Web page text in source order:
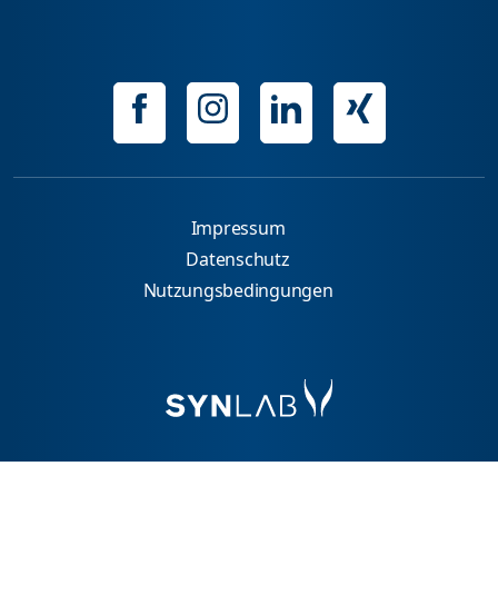
Impressum
Datenschutz
Nutzungsbedingungen